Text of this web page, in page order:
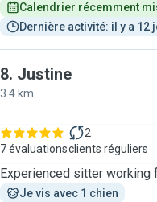
Calendrier récemment
Dernière activité: il y a 12
8. Justine
3.4 km
7 évaluations
2
clients réguliers
Experienced sitter
Je vis avec 1 chien